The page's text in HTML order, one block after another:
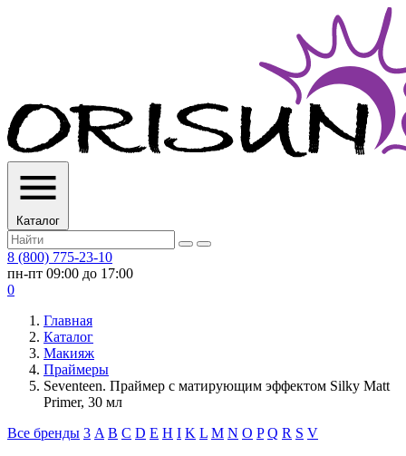
Каталог
8 (800) 775-23-10
пн-пт 09:00 до 17:00
0
Главная
Каталог
Макияж
Праймеры
Seventeen. Праймер с матирующим эффектом Silky Matt
Primer, 30 мл
Все бренды 3 A B C D E H I K L M N O P Q R S V